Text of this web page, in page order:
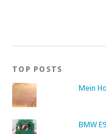
TOP POSTS
Mein
BMW